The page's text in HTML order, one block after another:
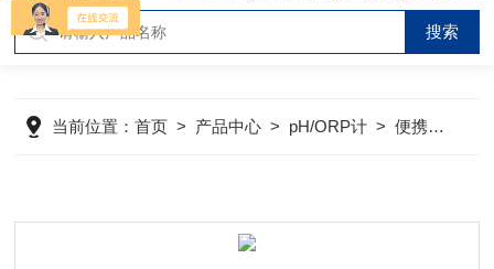
当前位置：首页 > 产品中心 > pH/ORP计 >便携式pH/ORP计